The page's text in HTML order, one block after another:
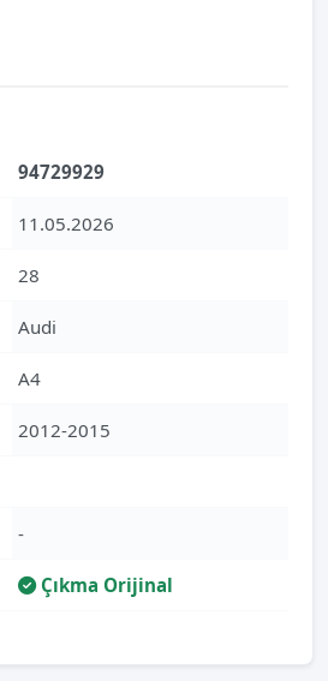
94729929
11.05.2026
28
Audi
A4
2012-2015
-
Çıkma Orijinal